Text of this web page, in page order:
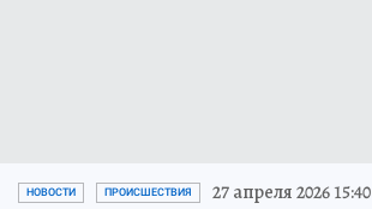
НОВОСТИ ПРОИСШЕСТВИЯ 27 апреля 2026 15:40